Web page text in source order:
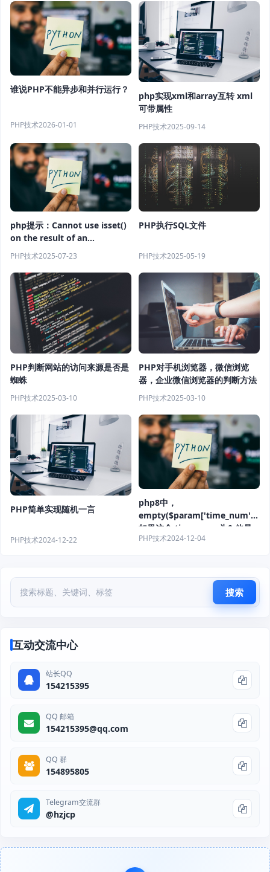
谁说PHP不能异步和并行运行？
PHP技术2026-01-01
php实现xml和array互转 xml
可带属性
PHP技术2025-09-14
php提示：Cannot use isset()
on the result of an
expression (you can use
"null !== expression"
instead)
PHP技术2025-07-23
PHP执行SQL文件
PHP技术2025-05-19
PHP判断网站的访问来源是否是
蜘蛛
PHP技术2025-03-10
PHP对手机浏览器，微信浏览
器，企业微信浏览器的判断方法
PHP技术2025-03-10
PHP简单实现随机一言
PHP技术2024-12-22
php8中，
empty($param['time_num'])
如果这个 time_num 为0 他是
真还是假？
PHP技术2024-12-04
搜索
互动交流中心
站长QQ
154215395
QQ 邮箱
154215395@qq.com
QQ 群
154895805
Telegram交流群
@hzjcp